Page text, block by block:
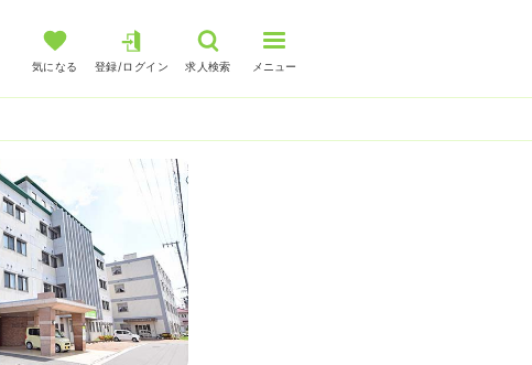
気になる 登録/ログイン 求人検索 メニュー